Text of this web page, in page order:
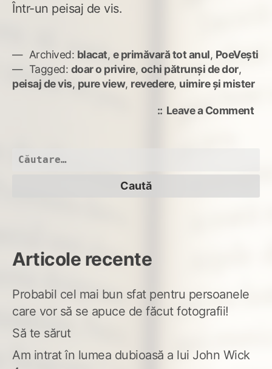
Într-un peisaj de vis.
Archived: blacat, e primăvară tot anul, PoeVești
Tagged: doar o privire, ochi pătrunşi de dor,
peisaj de vis, pure view, revedere, uimire şi mister
Leave a Commenton
Caută
Articole recente
Probabil cel mai bun sfat pentru persoanele
care vor să se apuce de făcut fotografii!
Să te sărut
Am intrat în lumea dubioasă a lui John Wick